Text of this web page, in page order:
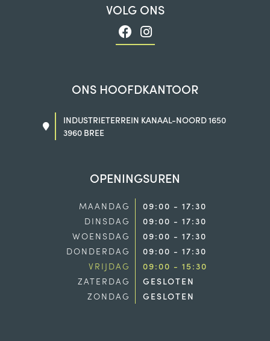
VOLG ONS
ONS HOOFDKANTOOR
INDUSTRIETERREIN KANAAL-NOORD 1650
3960 BREE
OPENINGSUREN
MAANDAG
09:00 - 17:30
DINSDAG
09:00 - 17:30
WOENSDAG
09:00 - 17:30
DONDERDAG
09:00 - 17:30
VRIJDAG
09:00 - 15:30
ZATERDAG
GESLOTEN
ZONDAG
GESLOTEN